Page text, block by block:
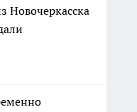
Новочеркасска